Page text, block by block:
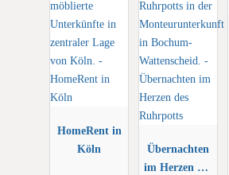
HomeRent in
Köln
Übernachten
im Herzen des